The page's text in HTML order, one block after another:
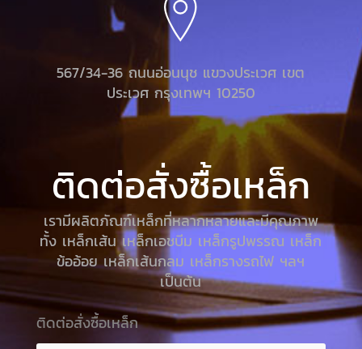
567/34-36 ถนนอ่อนนุช แขวงประเวศ เขต
ประเวศ กรุงเทพฯ 10250
ติดต่อสั่งซื้อเหล็ก
เรามีผลิตภัณฑ์เหล็กที่หลากหลายและมีคุณภาพ
ทั้ง เหล็กเส้น เหล็กเอชบีม เหล็กรูปพรรณ เหล็ก
ข้ออ้อย เหล็กเส้นกลม เหล็กรางรถไฟ ฯลฯ
เป็นต้น
ติดต่อสั่งซื้อเหล็ก